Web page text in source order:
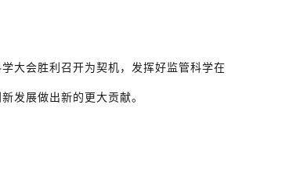
大会胜利召开为契机，发挥好监管科学在
发展做出新的更大贡献。